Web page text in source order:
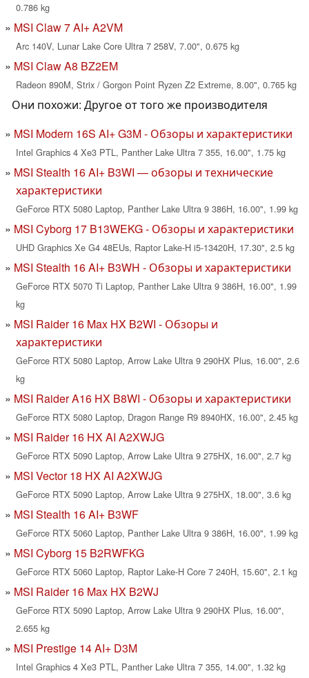
0.786 kg
MSI Claw 7 AI+ A2VM
Arc 140V, Lunar Lake Core Ultra 7 258V, 7.00", 0.675 kg
MSI Claw A8 BZ2EM
Radeon 890M, Strix / Gorgon Point Ryzen Z2 Extreme, 8.00", 0.765 kg
Они похожи: Другое от того же производителя
MSI Modern 16S AI+ G3M - Обзоры и характеристики
Intel Graphics 4 Xe3 PTL, Panther Lake Ultra 7 355, 16.00", 1.75 kg
MSI Stealth 16 AI+ B3WI — обзоры и технические
характеристики
GeForce RTX 5080 Laptop, Panther Lake Ultra 9 386H, 16.00", 1.99 kg
MSI Cyborg 17 B13WEKG - Обзоры и характеристики
UHD Graphics Xe G4 48EUs, Raptor Lake-H i5-13420H, 17.30", 2.5 kg
MSI Stealth 16 AI+ B3WH - Обзоры и характеристики
GeForce RTX 5070 Ti Laptop, Panther Lake Ultra 9 386H, 16.00", 1.99
kg
MSI Raider 16 Max HX B2WI - Обзоры и
характеристики
GeForce RTX 5080 Laptop, Arrow Lake Ultra 9 290HX Plus, 16.00", 2.6
kg
MSI Raider A16 HX B8WI - Обзоры и характеристики
GeForce RTX 5080 Laptop, Dragon Range R9 8940HX, 16.00", 2.45 kg
MSI Raider 16 HX AI A2XWJG
GeForce RTX 5090 Laptop, Arrow Lake Ultra 9 275HX, 16.00", 2.7 kg
MSI Vector 18 HX AI A2XWJG
GeForce RTX 5090 Laptop, Arrow Lake Ultra 9 275HX, 18.00", 3.6 kg
MSI Stealth 16 AI+ B3WF
GeForce RTX 5060 Laptop, Panther Lake Ultra 9 386H, 16.00", 1.99 kg
MSI Cyborg 15 B2RWFKG
GeForce RTX 5060 Laptop, Raptor Lake-H Core 7 240H, 15.60", 2.1 kg
MSI Raider 16 Max HX B2WJ
GeForce RTX 5090 Laptop, Arrow Lake Ultra 9 290HX Plus, 16.00",
2.655 kg
MSI Prestige 14 AI+ D3M
Intel Graphics 4 Xe3 PTL, Panther Lake Ultra 7 355, 14.00", 1.32 kg